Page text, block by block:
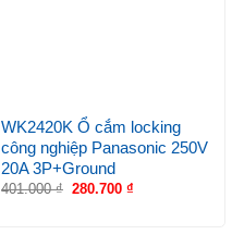
WK2420K Ổ cắm locking
công nghiệp Panasonic 250V
20A 3P+Ground
401.000₫ 280.700 ₫